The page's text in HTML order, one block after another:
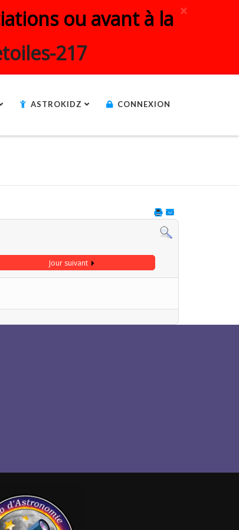
×
ou avant à la
217
ASTROKIDZ CONNEXION
Jour suivant